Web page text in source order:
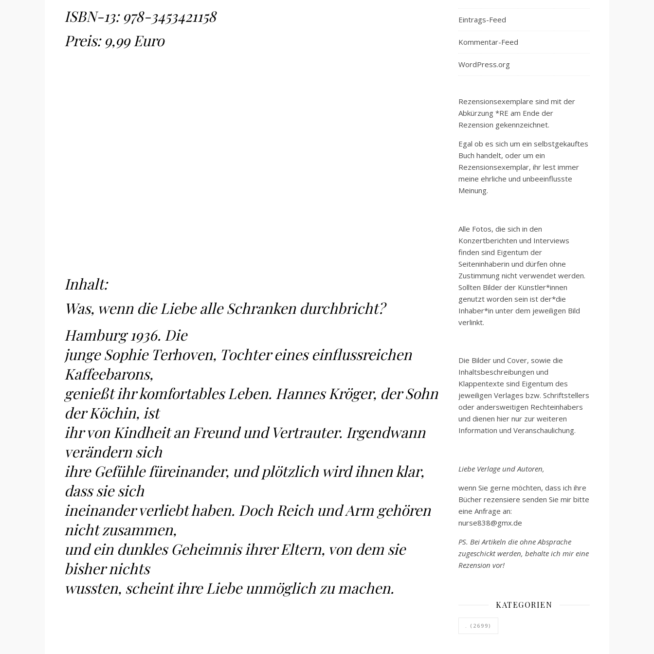
ISBN-13: 978-3453421158
Preis: 9,99 Euro
Inhalt:
Was, wenn die Liebe alle Schranken durchbricht?
Hamburg 1936. Die
junge Sophie Terhoven, Tochter eines einflussreichen
Kaffeebarons,
genießt ihr komfortables Leben. Hannes Kröger, der Sohn
der Köchin, ist
ihr von Kindheit an Freund und Vertrauter. Irgendwann
verändern sich
ihre Gefühle füreinander, und plötzlich wird ihnen klar,
dass sie sich
ineinander verliebt haben. Doch Reich und Arm gehören
nicht zusammen,
und ein dunkles Geheimnis ihrer Eltern, von dem sie
bisher nichts
wussten, scheint ihre Liebe unmöglich zu machen.
Eintrags-Feed
Kommentar-Feed
WordPress.org
Rezensionsexemplare sind mit der
Abkürzung *RE am Ende der
Rezension gekennzeichnet.
Egal ob es sich um ein selbstgekauftes
Buch handelt, oder um ein
Rezensionsexemplar, ihr lest immer
meine ehrliche und unbeeinflusste
Meinung.
Alle Fotos, die sich in den
Konzertberichten und Interviews
finden sind Eigentum der
Seiteninhaberin und dürfen ohne
Zustimmung nicht verwendet werden.
Sollten Bilder der Künstler*innen
genutzt worden sein ist der*die
Inhaber*in unter dem jeweiligen Bild
verlinkt.
Die Bilder und Cover, sowie die
Inhaltsbeschreibungen und
Klappentexte sind Eigentum des
jeweiligen Verlages bzw. Schriftstellers
oder andersweitigen Rechteinhabers
und dienen hier nur zur weiteren
Information und Veranschaulichung.
Liebe Verlage und Autoren,
wenn Sie gerne möchten, dass ich ihre
Bücher rezensiere senden Sie mir bitte
eine Anfrage an:
nurse838@gmx.de
PS. Bei Artikeln die ohne Absprache
zugeschickt werden, behalte ich mir eine
Rezension vor!
KATEGORIEN
. (2699)